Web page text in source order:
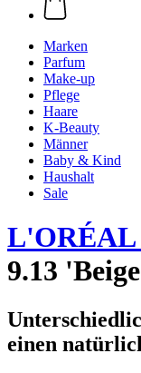
Marken
Parfum
Make-up
Pflege
Haare
K-Beauty
Männer
Baby & Kind
Haushalt
Sale
L'ORÉAL
9.13
einen